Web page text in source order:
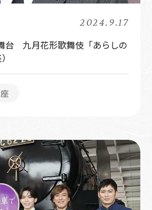
2024.9.17
台 九月花形歌舞伎「あらしの